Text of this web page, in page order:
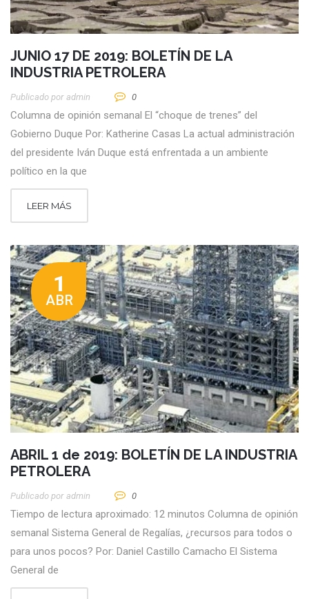
JUNIO 17 DE 2019: BOLETÍN DE LA
INDUSTRIA PETROLERA
Publicado por Admin 0
Columna de opinión semanal El “choque de trenes” del
Gobierno Duque Por: Katherine Casas La actual administración
del presidente Iván Duque está enfrentada a un ambiente
político en la que
LEER MÁS
1
ABR
ABRIL 1 de 2019: BOLETÍN DE LA INDUSTRIA
PETROLERA
Publicado por Admin 0
Tiempo de lectura aproximado: 12 minutos Columna de opinión
semanal Sistema General de Regalías, ¿recursos para todos o
para unos pocos? Por: Daniel Castillo Camacho El Sistema
General de